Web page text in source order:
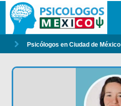
Psicólogos en Ciudad de México